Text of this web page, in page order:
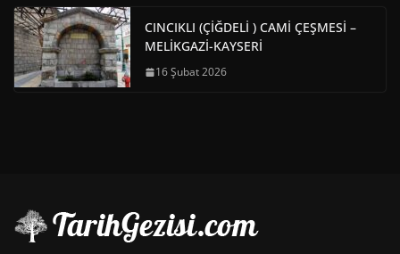
CINCIKLI (ÇİĞDELİ ) CAMİ ÇEŞMESİ –
MELİKGAZİ-KAYSERİ
16 Şubat 2026